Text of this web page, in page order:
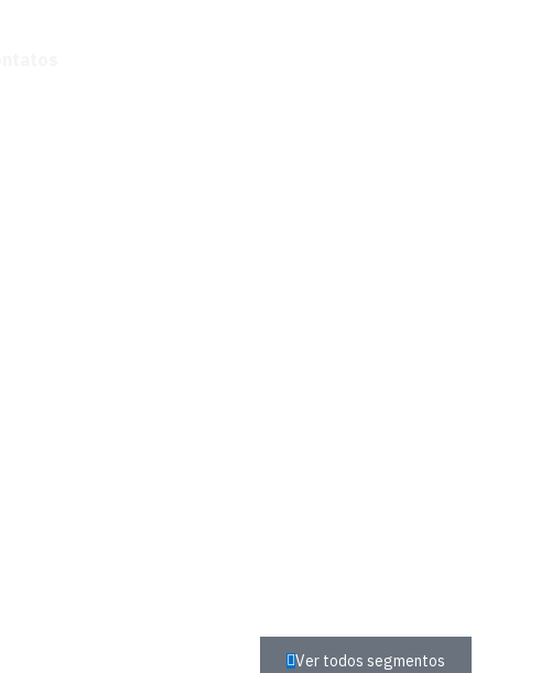
Ver todos segmentos